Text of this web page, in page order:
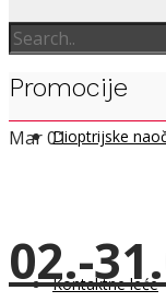
Dioptrijske
Kontaktne leće
Promocije
Mar01
02.-